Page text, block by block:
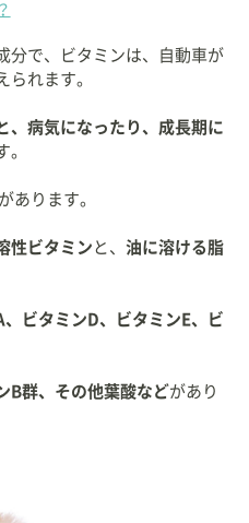
分で、ビタミンは、自動車が
られます。
、病気になったり、成長期に
。
あります。
性ビタミンと、 油に溶ける脂
ビタミンD、ビタミンE、ビ
B群、その他葉酸などがあり